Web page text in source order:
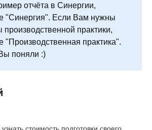
отчёта в Синергии,
"Синергия". Если Вам нужны
практики,
"Производственная практика".
поняли :)
стоимость подготовки своего